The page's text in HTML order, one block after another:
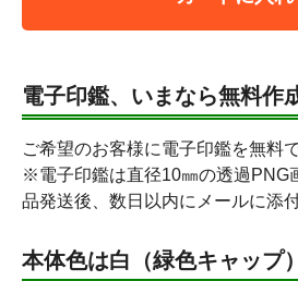
電子印鑑、いまなら無料作
ご希望のお客様に電子印鑑を無料
※電子印鑑は直径10㎜の透過PNG
品発送後、数日以内にメールに添
本体色は白（緑色キャップ